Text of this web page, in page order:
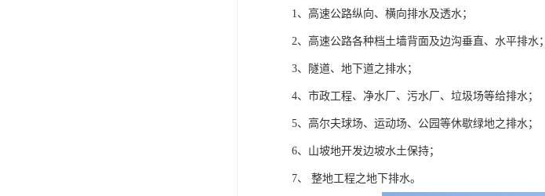
1、高速公路纵向、横向排水及透水；
2、高速公路各种档土墙背面及边沟垂直、水平排水；
3、隧道、地下道之排水；
4、市政工程、净水厂、污水厂、垃圾场等给排水；
5、高尔夫球场、运动场、公园等休歇绿地之排水；
6、山坡地开发边坡水土保持；
7、 整地工程之地下排水。